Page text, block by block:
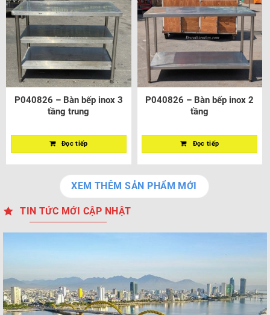
P040826 – Bàn bếp inox 3
tầng trung
Đọc tiếp
P040826 – Bàn bếp inox 2
tầng
Đọc tiếp
XEM THÊM SẢN PHẨM MỚI
TIN TỨC MỚI CẬP NHẬT